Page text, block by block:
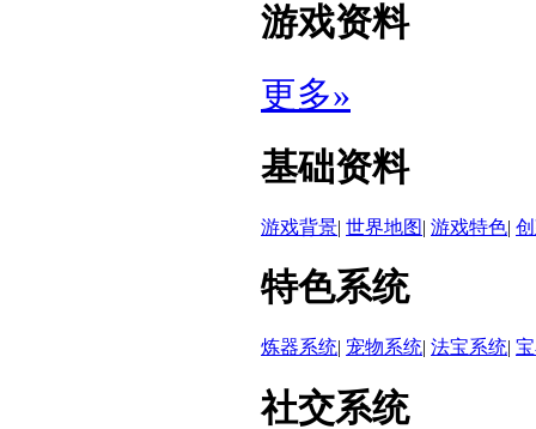
游戏资料
更多»
基础资料
游戏背景| 世界地图| 游戏特色|
特色系统
炼器系统| 宠物系统| 法宝系统|
社交系统